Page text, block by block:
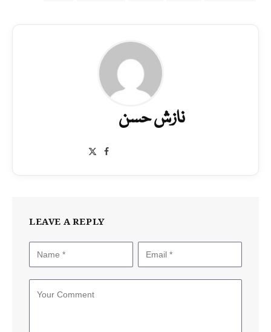
نازش حسن
Facebook
LEAVE A REPLY